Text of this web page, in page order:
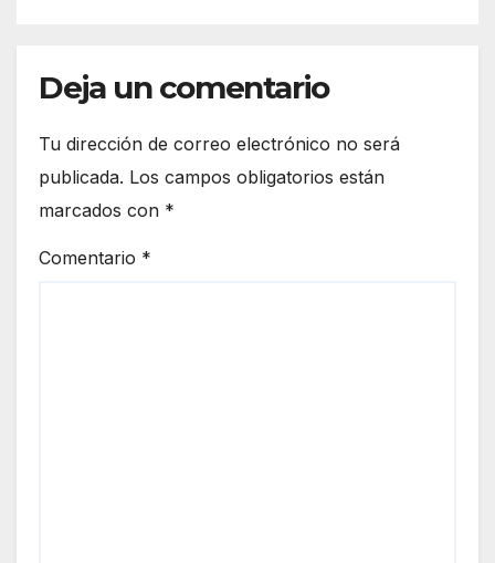
Deja un comentario
Tu dirección de correo electrónico no será
publicada. Los campos obligatorios están
marcados con *
Comentario *